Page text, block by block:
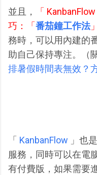
並且，
「
巧：「 番茄鐘工作法
務時，可以用內建的
助自己保持專注。（
排暑假時間表無效？
「 KanbanFlow 」也
服務，同時可以在電
有付費版，如果需要